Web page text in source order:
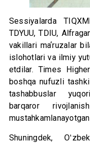
Sessiyalarda
TDYUU, TDIU,
vakillari maʼruzalar
islohotlari va ilmiy
etdilar. Times
boshqa nufuzli
tashabbuslar
barqaror
Shuningdek,